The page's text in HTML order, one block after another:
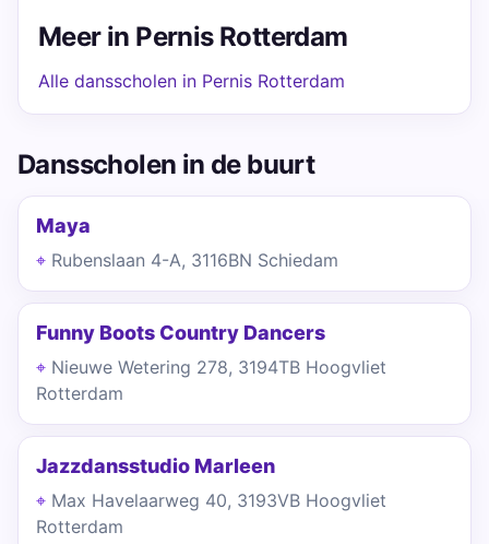
Meer in Pernis Rotterdam
Alle dansscholen in Pernis Rotterdam
Dansscholen in de buurt
Maya
Rubenslaan 4-A, 3116BN Schiedam
Funny Boots Country Dancers
Nieuwe Wetering 278, 3194TB Hoogvliet
Rotterdam
Jazzdansstudio Marleen
Max Havelaarweg 40, 3193VB Hoogvliet
Rotterdam